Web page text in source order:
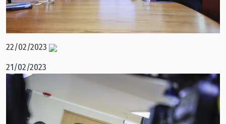
22/02/2023
21/02/2023